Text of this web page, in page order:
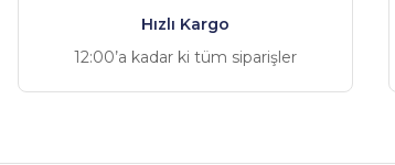
Hızlı Kargo
12:00’a kadar ki tüm siparişler